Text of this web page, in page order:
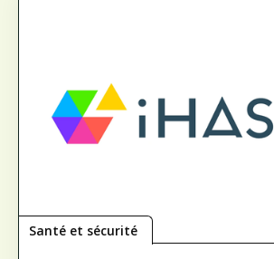
Santé et sécurité